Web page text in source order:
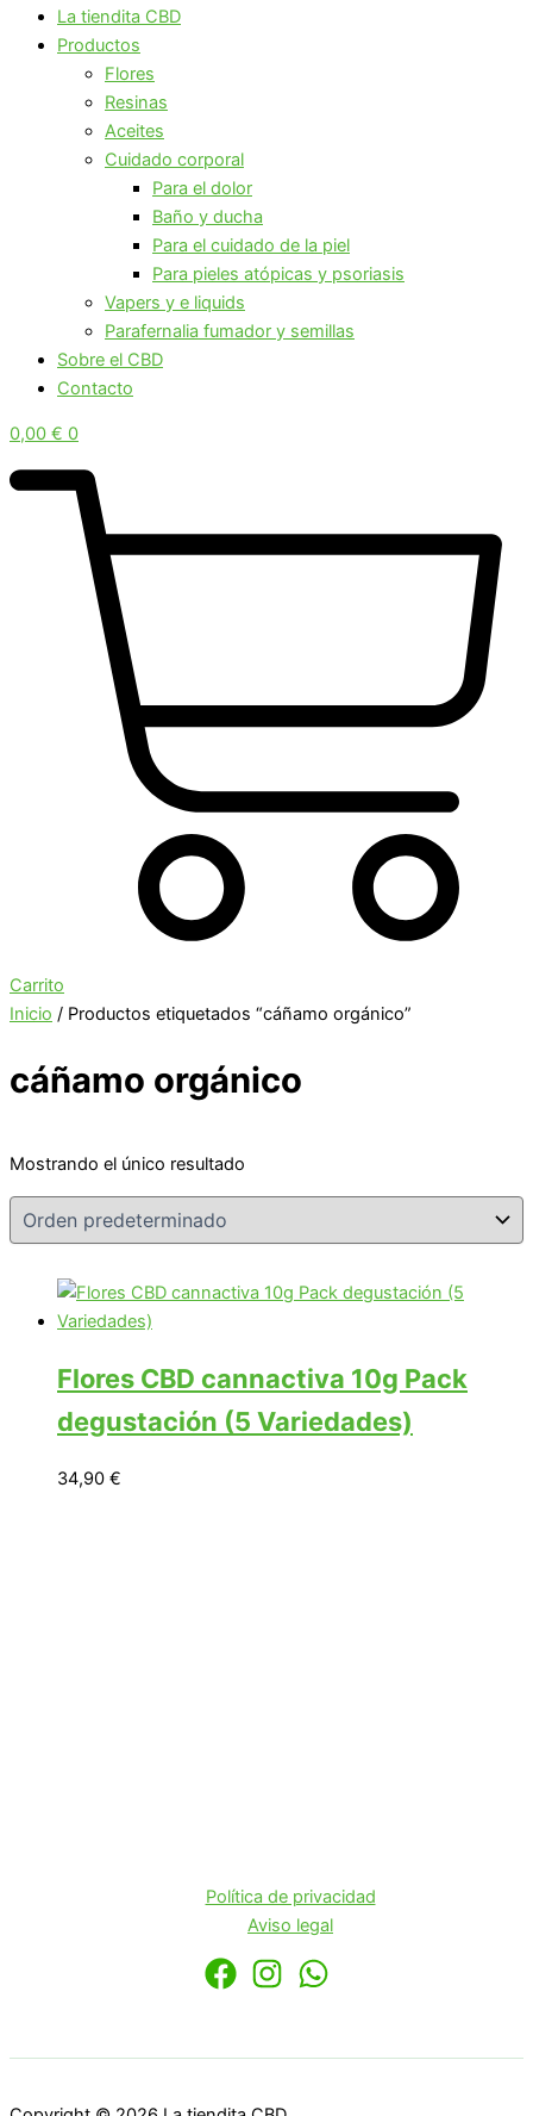
La tiendita CBD
Productos
Flores
Resinas
Aceites
Cuidado corporal
Para el dolor
Baño y ducha
Para el cuidado de la piel
Para pieles atópicas y psoriasis
Vapers y e liquids
Parafernalia fumador y semillas
Sobre el CBD
Contacto
0,00 € 0
Carrito
Inicio / Productos etiquetados “cáñamo orgánico”
cáñamo orgánico
Mostrando el único resultado
Flores CBD cannactiva 10g Pack
degustación (5 Variedades)
34,90 €
Política de privacidad
Aviso legal